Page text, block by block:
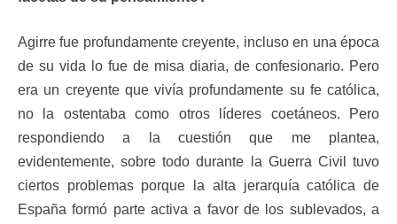
Agirre fue profundamente creyente, incluso en una época
de su vida lo fue de misa diaria, de confesionario. Pero
era un creyente que vivía profundamente su fe católica,
no la ostentaba como otros líderes coetáneos. Pero
respondiendo a la cuestión que me plantea,
evidentemente, sobre todo durante la Guerra Civil tuvo
ciertos problemas porque la alta jerarquía católica de
España formó parte activa a favor de los sublevados, a